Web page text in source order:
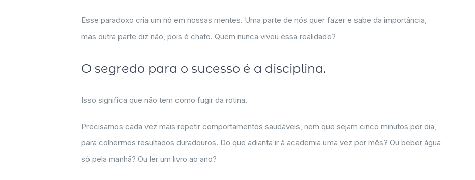
Esse paradoxo cria um nó em nossas mentes. Uma parte de nós quer fazer e sabe da importância,
mas outra parte diz não, pois é chato. Quem nunca viveu essa realidade?
O segredo para o sucesso é a disciplina.
Isso significa que não tem como fugir da rotina.
Precisamos cada vez mais repetir comportamentos saudáveis, nem que sejam cinco minutos por dia,
para colhermos resultados duradouros. Do que adianta ir à academia uma vez por mês? Ou beber água
só pela manhã? Ou ler um livro ao ano?